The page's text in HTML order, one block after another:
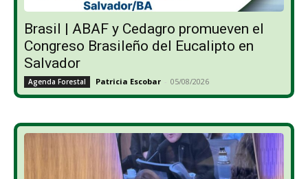
Brasil | ABAF y Cedagro promueven el
Congreso Brasileño del Eucalipto en
Salvador
Agenda Forestal Patricia Escobar - 05/08/2026